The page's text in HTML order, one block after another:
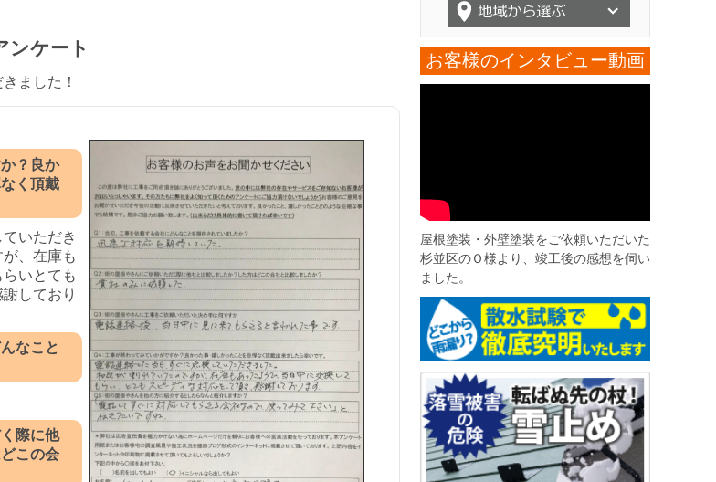
ンケート
ました！
？良か
く頂戴
いただき
、在庫も
いとても
しており
なこと
際に他
この会
お客様のインタビュー動画
屋根塗装・外壁塗装をご依頼いただいた
杉並区のＯ様より、竣工後の感想を伺い
ました。